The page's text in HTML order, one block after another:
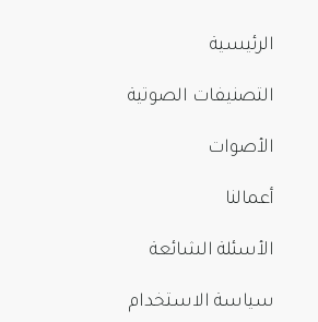
الرئيسية
التصنيفات الصوتية
الأصوات
أعمالنا
الأسئلة الشائعة
سياسة الاستخدام